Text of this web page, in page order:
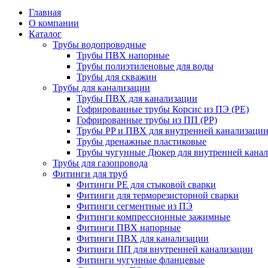
Главная
О компании
Каталог
Трубы водопроводные
Трубы ПВХ напорные
Трубы полиэтиленовые для воды
Трубы для скважин
Трубы для канализации
Трубы ПВХ для канализации
Гофрированные трубы Корсис из ПЭ (PE)
Гофрированные трубы из ПП (PP)
Трубы PP и ПВХ для внутренней канализации
Трубы дренажные пластиковые
Трубы чугунные Дюкер для внутренней
Трубы для газопровода
Фитинги для труб
Фитинги PE для стыковой сварки
Фитинги для терморезисторной сварки
Фитинги сегментные из ПЭ
Фитинги компрессионные зажимные
Фитинги ПВХ напорные
Фитинги ПВХ для канализации
Фитинги ПП для внутренней канализации
Фитинги чугунные фланцевые